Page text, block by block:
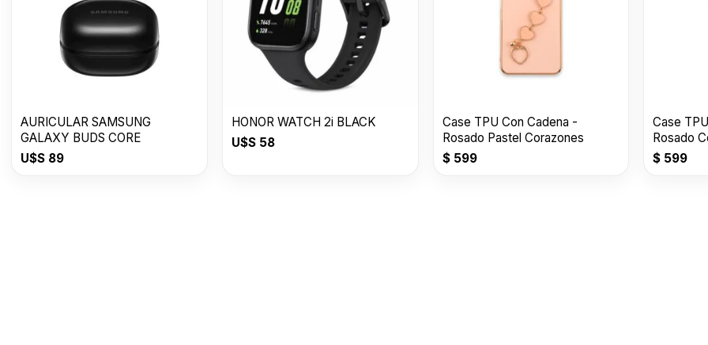
AURICULAR SAMSUNG
GALAXY BUDS CORE
U$S 89
HONOR WATCH 2i BLACK
U$S58
Case TPU Con Cadena -
Rosado Pastel Corazones
$599
Case
Rosado
$ 599